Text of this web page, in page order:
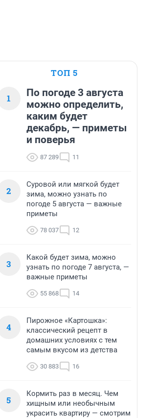
ТОП 5
1
По погоде 3 августа
можно определить,
каким будет
декабрь, — приметы
и поверья
87 289 11
2
Суровой или мягкой будет
зима, можно узнать по
погоде 5 августа — важные
приметы
78 037 12
3
Какой будет зима, можно
узнать по погоде 7 августа, —
важные приметы
55 868 14
4
Пирожное «Картошка»:
классический рецепт в
домашних условиях с тем
самым вкусом из детства
30 883 16
5
Кормить раз в месяц. Чем
хищным или необычным
украсить квартиру — смотрим